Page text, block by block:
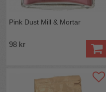
Pink Dust Mill & Mortar
98 kr